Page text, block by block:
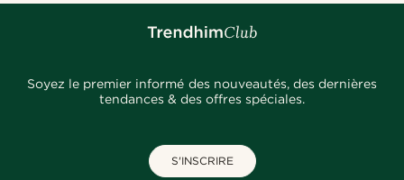
Soyez le premier informé des nouveautés, des dernières
tendances & des offres spéciales.
S'INSCRIRE